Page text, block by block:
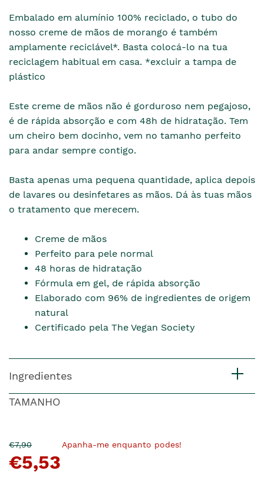
Embalado em alumínio 100% reciclado, o tubo do
nosso creme de mãos de morango é também
amplamente reciclável*. Basta colocá-lo na tua
reciclagem habitual em casa. *excluir a tampa de
plástico
Este creme de mãos não é gorduroso nem pegajoso,
é de rápida absorção e com 48h de hidratação. Tem
um cheiro bem docinho, vem no tamanho perfeito
para andar sempre contigo.
Basta apenas uma pequena quantidade, aplica depois
de lavares ou desinfetares as mãos. Dá às tuas mãos
o tratamento que merecem.
Creme de mãos
Perfeito para pele normal
48 horas de hidratação
Fórmula em gel, de rápida absorção
Elaborado com 96% de ingredientes de origem
natural
Certificado pela The Vegan Society
Ingredientes
TAMANHO
O
pre�o
anterior
€7,90Agora
�
€5,53
Apanha-me enquanto podes!